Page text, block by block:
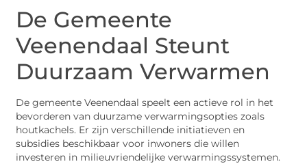
De Gemeente
Veenendaal Steunt
Duurzaam Verwarmen
De gemeente Veenendaal speelt een actieve rol in het
bevorderen van duurzame verwarmingsopties zoals
houtkachels. Er zijn verschillende initiatieven en
subsidies beschikbaar voor inwoners die willen
investeren in milieuvriendelijke verwarmingssystemen.